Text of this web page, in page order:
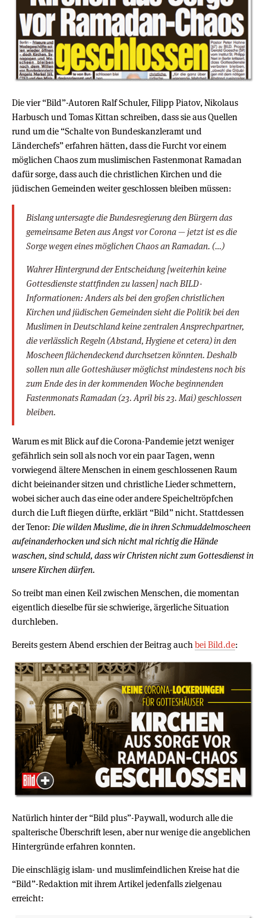
Die vier “Bild”-Autoren Ralf Schuler, Filipp Piatov, Nikolaus
Harbusch und Tomas Kittan schreiben, dass sie aus Quellen
rund um die “Schalte von Bundeskanzleramt und
Länderchefs” erfahren hätten, dass die Furcht vor einem
möglichen Chaos zum muslimischen Fastenmonat Ramadan
dafür sorge, dass auch die christlichen Kirchen und die
jüdischen Gemeinden weiter geschlossen bleiben müssen:
Bislang untersagte die Bundesregierung den Bürgern das
gemeinsame Beten aus Angst vor Corona — jetzt ist es die
Sorge wegen eines möglichen Chaos an Ramadan. (…)
Wahrer Hintergrund der Entscheidung [weiterhin keine
Gottesdienste stattfinden zu lassen] nach BILD-
Informationen: Anders als bei den großen christlichen
Kirchen und jüdischen Gemeinden sieht die Politik bei den
Muslimen in Deutschland keine zentralen Ansprechpartner,
die verlässlich Regeln (Abstand, Hygiene et cetera) in den
Moscheen flächendeckend durchsetzen könnten. Deshalb
sollen nun alle Gotteshäuser möglichst mindestens noch bis
zum Ende des in der kommenden Woche beginnenden
Fastenmonats Ramadan (23. April bis 23. Mai) geschlossen
bleiben.
Warum es mit Blick auf die Corona-Pandemie jetzt weniger
gefährlich sein soll als noch vor ein paar Tagen, wenn
vorwiegend ältere Menschen in einem geschlossenen Raum
dicht beieinander sitzen und christliche Lieder schmettern,
wobei sicher auch das eine oder andere Speicheltröpfchen
durch die Luft fliegen dürfte, erklärt “Bild” nicht. Stattdessen
der Tenor: Die wilden Muslime, die in ihren Schmuddelmoscheen
aufeinanderhocken und sich nicht mal richtig die Hände
waschen, sind schuld, dass wir Christen nicht zum Gottesdienst in
unsere Kirchen dürfen.
So treibt man einen Keil zwischen Menschen, die momentan
eigentlich dieselbe für sie schwierige, ärgerliche Situation
durchleben.
Bereits gestern Abend erschien der Beitrag auchbei Bild.de:
Natürlich hinter der “Bild plus”-Paywall, wodurch alle die
spalterische Überschrift lesen, aber nur wenige die angeblichen
Hintergründe erfahren konnten.
Die einschlägig islam- und muslimfeindlichen Kreise hat die
“Bild”-Redaktion mit ihrem Artikel jedenfalls zielgenau
erreicht: